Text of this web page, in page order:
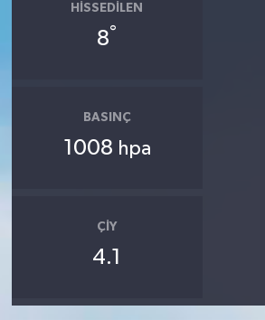
HISSEDILEN
8°
BASINÇ
1008 hpa
ÇIY
4.1